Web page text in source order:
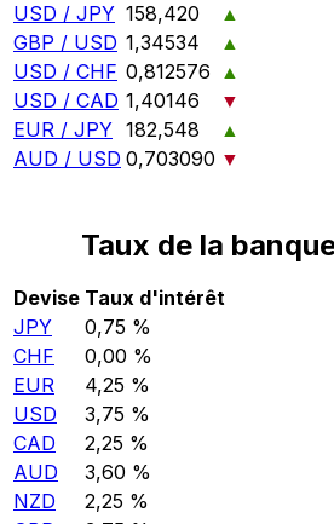
USD / JPY 158,420
▲
GBP / USD 1,34534
▲
USD / CHF 0,812576 ▲
USD / CAD 1,40146
▼
EUR / JPY 182,548
▲
AUD / USD 0,703090 ▼
Taux de la
Devise Taux d'intérêt
JPY
0,75 %
CHF
0,00 %
EUR
4,25 %
USD
3,75 %
CAD
2,25 %
AUD
3,60 %
NZD
2,25 %